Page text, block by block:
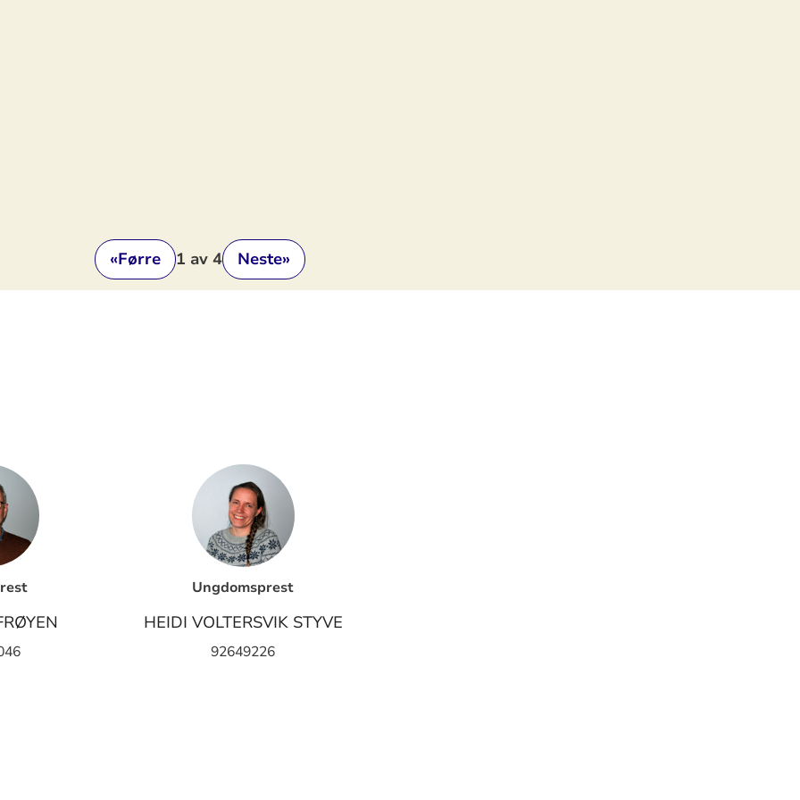
«Førre 1 av 4 Neste»
Ungdomsprest
HEIDI VOLTERSVIK STYVE
92649226